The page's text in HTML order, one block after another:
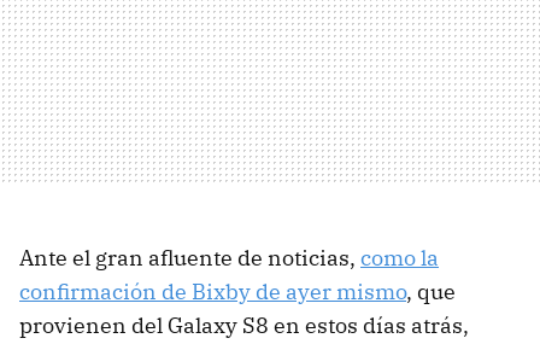
Ante el gran afluente de noticias, como la
confirmación de Bixby de ayer mismo, que
provienen del Galaxy S8 en estos días atrás,